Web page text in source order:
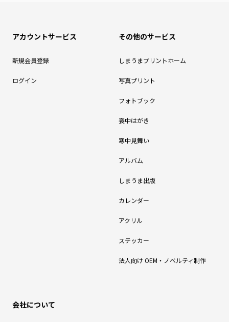
アカウントサービス
新規会員登録
ログイン
その他のサービス
しまうまプリントホーム
写真プリント
フォトブック
喪中はがき
寒中見舞い
アルバム
しまうま出版
カレンダー
アクリル
ステッカー
法人向け OEM・ノベルティ制作
会社について